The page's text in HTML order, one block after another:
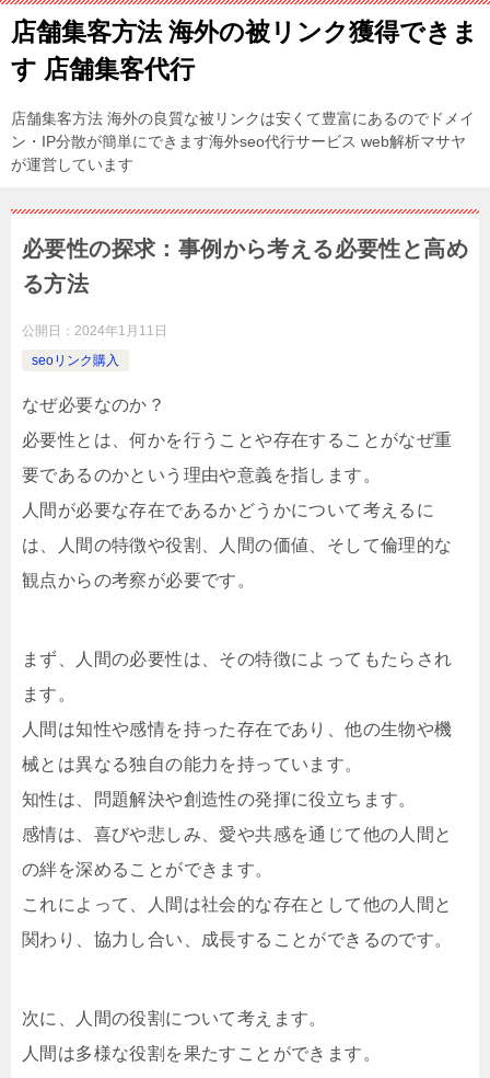
店舗集客方法 海外の被リンク獲得できま
す 店舗集客代行
店舗集客方法 海外の良質な被リンクは安くて豊富にあるのでドメイ
ン・IP分散が簡単にできます海外seo代行サービス web解析マサヤ
が運営しています
必要性の探求：事例から考える必要性と高め
る方法
公開日： 2024年1月11日
seoリンク購入
なぜ必要なのか？
必要性とは、何かを行うことや存在することがなぜ重
要であるのかという理由や意義を指します。
人間が必要な存在であるかどうかについて考えるに
は、人間の特徴や役割、人間の価値、そして倫理的な
観点からの考察が必要です。
まず、人間の必要性は、その特徴によってもたらされ
ます。
人間は知性や感情を持った存在であり、他の生物や機
械とは異なる独自の能力を持っています。
知性は、問題解決や創造性の発揮に役立ちます。
感情は、喜びや悲しみ、愛や共感を通じて他の人間と
の絆を深めることができます。
これによって、人間は社会的な存在として他の人間と
関わり、協力し合い、成長することができるのです。
次に、人間の役割について考えます。
人間は多様な役割を果たすことができます。